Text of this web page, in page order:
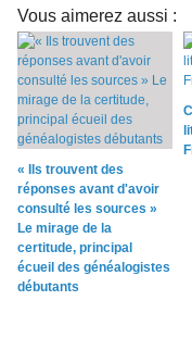
Vous aimerez aussi :
« Ils trouvent des
réponses avant d'avoir
consulté les sources »
Le mirage de la
certitude, principal
écueil des généalogistes
débutants